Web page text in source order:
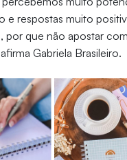
e respostas muito
por que não apostar
Gabriela Brasileiro.